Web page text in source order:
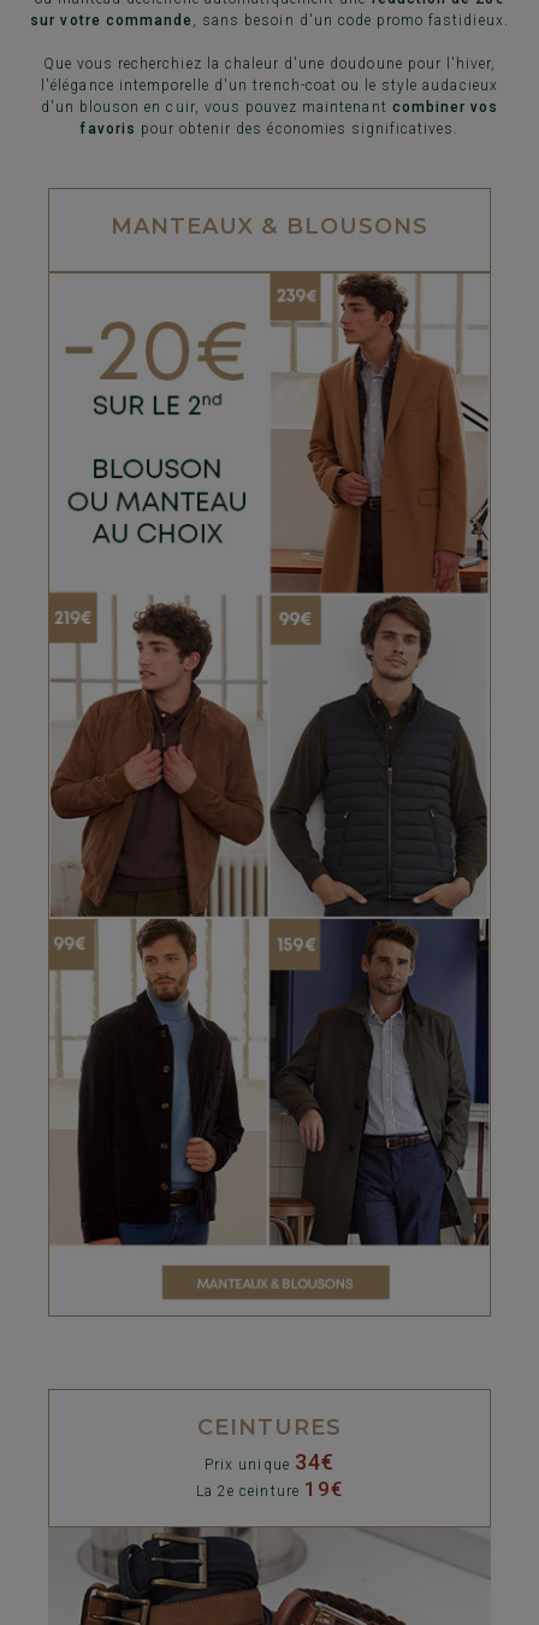
sur votre commande, sans besoin d'un code promo fastidieux.
Que vous recherchiez la chaleur d'une doudoune pour l'hiver,
l'élégance intemporelle d'un trench-coat ou le style audacieux
d'un blouson en cuir, vous pouvez maintenant combiner vos
favoris pour obtenir des économies significatives.
MANTEAUX & BLOUSONS
CEINTURES
Prix unique 34€
La 2e ceinture 19€